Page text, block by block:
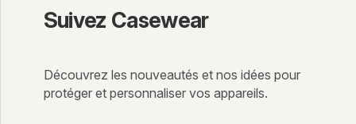
Suivez Casewear
Découvrez les nouveautés et nos idées pour
protéger et personnaliser vos appareils.